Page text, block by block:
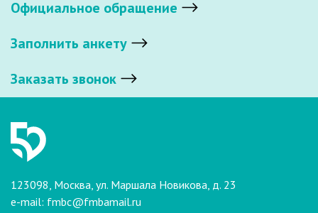
Официальное обращение
Заполнить анкету
Заказать звонок
123098, Москва, ул. Маршала Новикова, д. 23
e-mail: fmbc@fmbamail.ru